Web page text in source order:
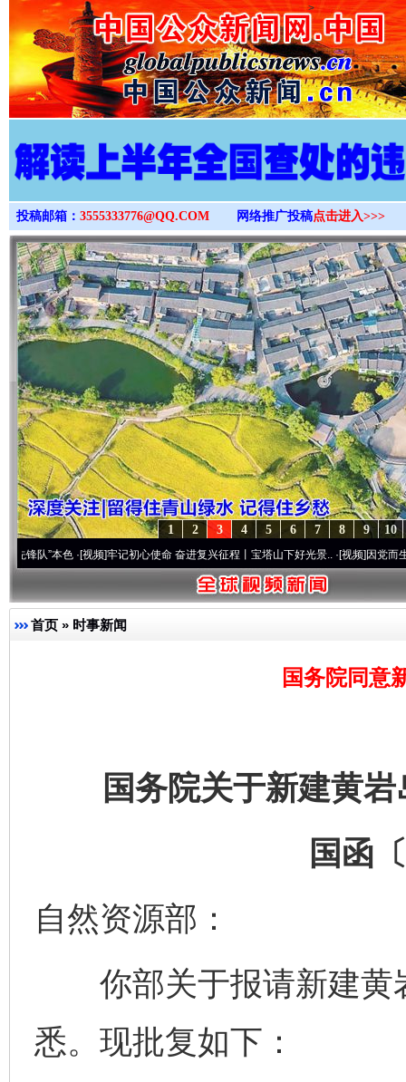
>
投稿邮箱： 3555333776@QQ.COM 网络推广投稿点击进入>>>
10
9
8
7
6
5
4
3
2
1
·[视频]牢记初心使命 奋进复兴征程丨宝塔山下好光景..·[视频]因党而生 为党而
首页 » 时事新闻
国务院同意
国务院关于新建黄
国函
自然资源部：
你部关于报请新建黄
悉。现批复如下：